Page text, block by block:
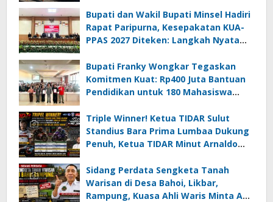
Bupati dan Wakil Bupati Minsel Hadiri
Rapat Paripurna, Kesepakatan KUA-
PPAS 2027 Diteken: Langkah Nyata
Bupati Franky Wongkar Tegaskan
Komitmen Kuat: Rp400 Juta Bantuan
Pendidikan untuk 180 Mahasiswa
Triple Winner! Ketua TIDAR Sulut
Standius Bara Prima Lumbaa Dukung
Penuh, Ketua TIDAR Minut Arnaldo
05 MC JOE Sapu Bersih Tiga Gelar
Juara Umum
Sidang Perdata Sengketa Tanah
Warisan di Desa Bahoi, Likbar,
Rampung, Kuasa Ahli Waris Minta APH